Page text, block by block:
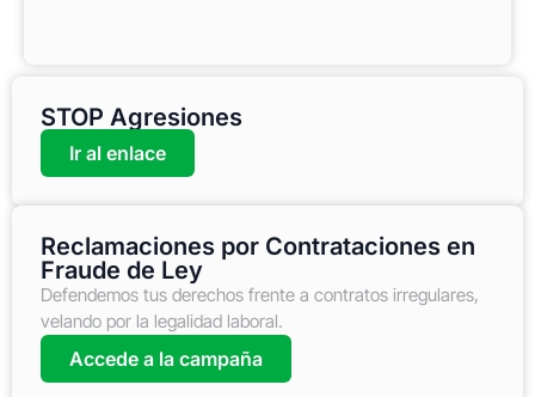
STOP Agresiones
Ir al enlace
Reclamaciones por Contrataciones en
Fraude de Ley
Defendemos tus derechos frente a contratos irregulares,
velando por la legalidad laboral.
Accede a la campaña